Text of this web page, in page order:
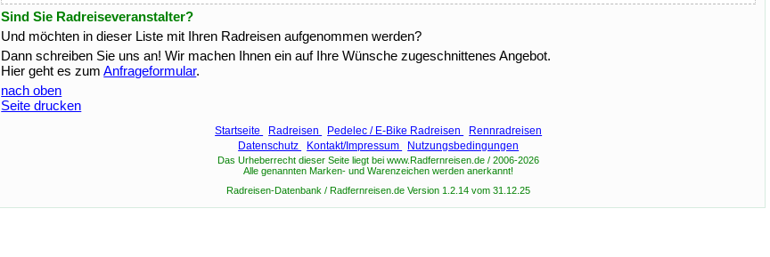
Sind Sie Radreiseveranstalter?
Und möchten in dieser Liste mit Ihren Radreisen aufgenommen werden?
Dann schreiben Sie uns an! Wir machen Ihnen ein auf Ihre Wünsche zugeschnittenes Angebot.
Hier geht es zumAnfrageformular.
nach oben
Seite drucken
Startseite Radreisen Pedelec / E-Bike Radreisen
Rennradreisen
Datenschutz
Kontakt/Impressum Nutzungsbedingungen
Das Urheberrecht dieser Seite liegt bei www.Radfernreisen.de / 2006-2026
Alle genannten Marken- und Warenzeichen werden anerkannt!
Radreisen-Datenbank / Radfernreisen.de Version 1.2.14 vom 31.12.25